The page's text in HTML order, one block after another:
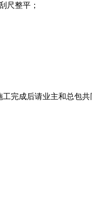
尺整平；
完成后请业主和总包